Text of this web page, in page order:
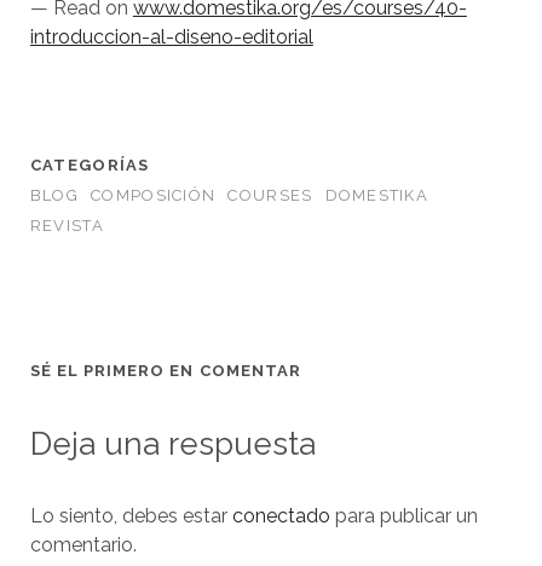
— Read on www.domestika.org/es/courses/40-
introduccion-al-diseno-editorial
CATEGORÍAS
BLOG
COMPOSICIÓN COURSES
DOMESTIKA
REVISTA
SÉ EL PRIMERO EN COMENTAR
Deja una respuesta
Lo siento, debes estar conectado para publicar un
comentario.